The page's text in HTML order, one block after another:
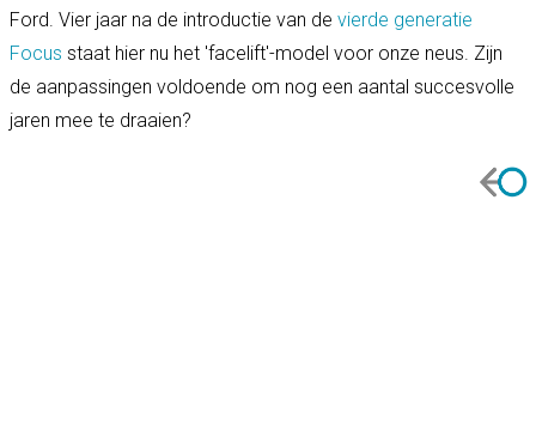
Ford. Vier jaar na de introductie van de vierde generatie
Focus staat hier nu het 'facelift'-model voor onze neus. Zijn
de aanpassingen voldoende om nog een aantal succesvolle
jaren mee te draaien?